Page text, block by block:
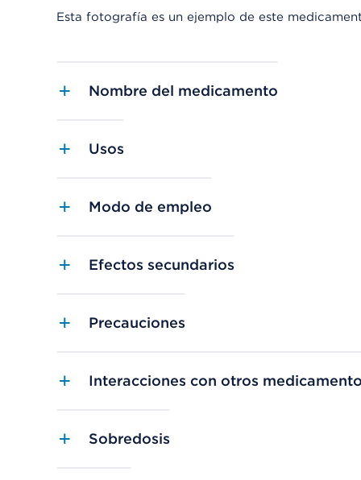
Esta fotografía es un ejemplo de este
Nombre del medicamento
Usos
Modo de empleo
Efectos secundarios
Precauciones
Interacciones con otros
Sobredosis